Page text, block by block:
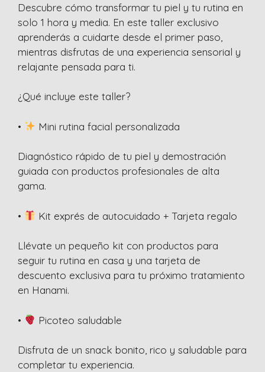
Descubre cómo transformar tu piel y tu rutina en
solo 1 hora y media. En este taller exclusivo
aprenderás a cuidarte desde el primer paso,
mientras disfrutas de una experiencia sensorial y
relajante pensada para ti.
¿Qué incluye este taller?
• Mini rutina facial personalizada
Diagnóstico rápido de tu piel y demostración
guiada con productos profesionales de alta
gama.
• Kit exprés de autocuidado + Tarjeta regalo
Llévate un pequeño kit con productos para
seguir tu rutina en casa y una tarjeta de
descuento exclusiva para tu próximo tratamiento
en Hanami.
• Picoteo saludable
Disfruta de un snack bonito, rico y saludable para
completar tu experiencia.